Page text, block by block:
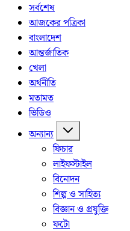
সর্বশেষ
আজকের পত্রিকা
বাংলাদেশ
আন্তর্জাতিক
খেলা
অর্থনীতি
মতামত
ভিডিও
অন্যান্য
ফিচার
লাইফস্টাইল
বিনোদন
শিল্প ও সাহিত্য
বিজ্ঞান ও প্রযুক্তি
ফটো